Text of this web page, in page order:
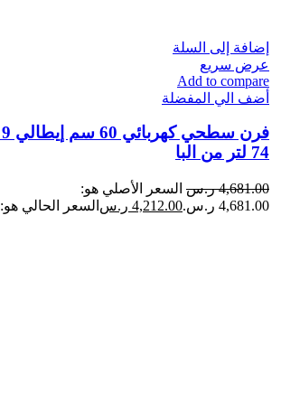
إضافة إلى السلة
عرض سريع
Add to compare
أضف الي المفضلة
74 لتر من البا
4,681.00 ر.س السعر الأصلي هو:
4,681.00 ر.س.
4,212.00 ر.س السعر الحالي هو: 4,212.00 ر.س.